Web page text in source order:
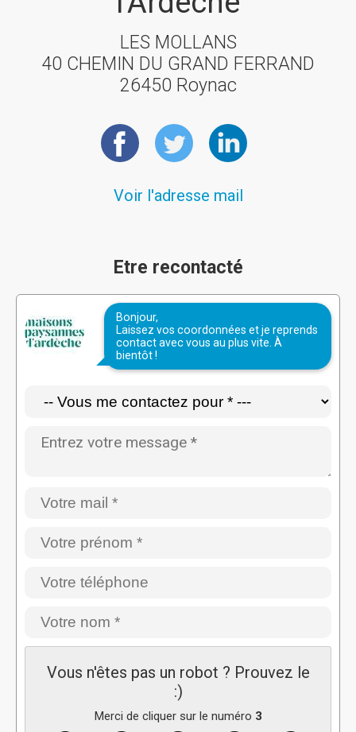
LES MOLLANS
40 CHEMIN DU GRAND FERRAND
26450 Roynac
Voir l'adresse mail
Etre recontacté
Bonjour,
Laissez vos coordonnées et je reprends
contact avec vous au plus vite. À
bientôt !
Vous n'êtes pas un robot ? Prouvez le
:)
Merci de cliquer sur le numéro 3